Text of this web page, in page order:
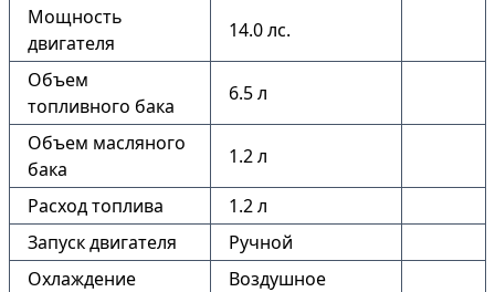
Мощность
двигателя
14.0 лс.
Объем
топливного бака
6.5 л
Объем масляного
бака
1.2 л
Расход топлива
1.2 л
Запуск двигателя
Ручной
Охлаждение
Воздушное